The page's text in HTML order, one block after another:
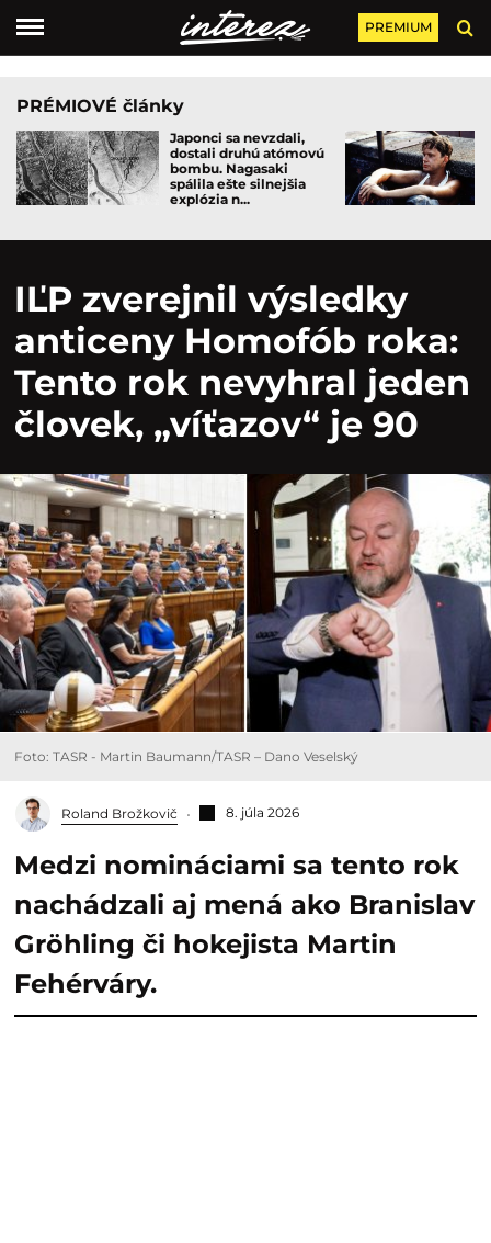
PREMIUM
PRÉMIOVÉ články
Japonci sa nevzdali,
dostali druhú atómovú
bombu. Nagasaki
spálila ešte silnejšia
explózia n...
IĽP zverejnil výsledky
anticeny Homofób roka:
Tento rok nevyhral jeden
človek, „víťazov“ je 90
Foto: TASR - Martin Baumann/TASR – Dano Veselský
Roland Brožkovič 8. júla 2026
Medzi nomináciami sa tento rok
nachádzali aj mená ako Branislav
Gröhling či hokejista Martin
Fehérváry.